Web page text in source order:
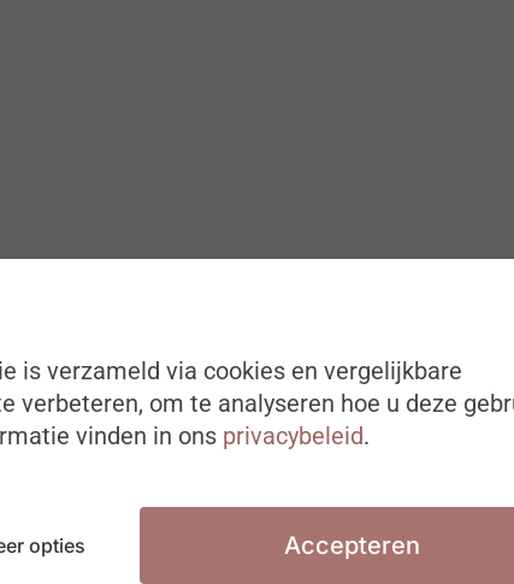
is verzameld via cookies en vergelijkbare
verbeteren, om te analyseren hoe u deze
vinden in ons privacybeleid.
opties Accepteren